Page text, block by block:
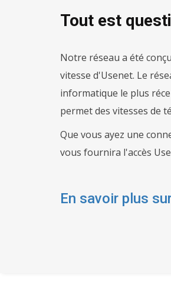
Tout est
Notre réseau a été
vitesse d'Usenet. Le
informatique le plus
permet des vitesses de
Que vous ayez une
vous fournira l'accès
En savoir plus